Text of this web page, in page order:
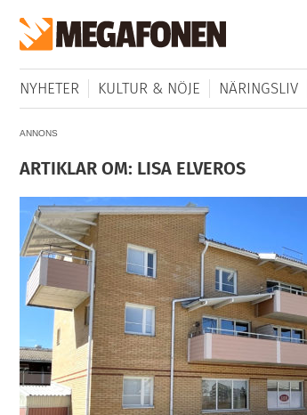
NYHETER KULTUR & NÖJE NÄRINGSLIV
ANNONS
ARTIKLAR OM: LISA ELVEROS